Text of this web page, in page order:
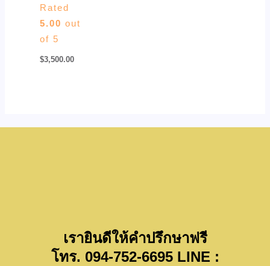
Rated
5.00 out
of 5
$3,500.00
เรายินดีให้คำปรึกษาฟรี
โทร. 094-752-6695 LINE :